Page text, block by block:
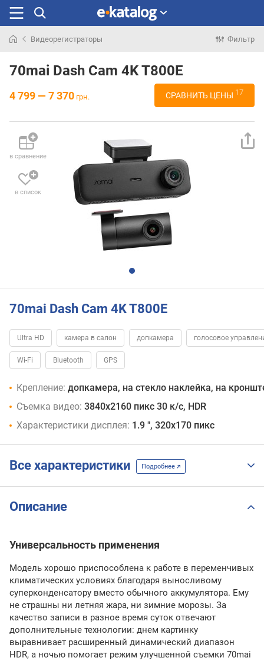
раньше
Видеорегистраторы Фильтр
70mai Dash Cam 4K T800E
4 799 — 7 370 грн. СРАВНИТЬ ЦЕНЫ 17
в сравнение
в список
70mai Dash Cam 4K T800E
Ultra HD камера в салон допкамера голосовое
Wi-Fi Bluetooth GPS
Крепление: допкамера, на стекло наклейка, на
Съемка видео: 3840х2160 пикс 30 к/с, HDR
Характеристики дисплея: 1.9 ", 320х170 пикс
Все характеристики Подробнее
Описание
Универсальность применения
Модель хорошо приспособлена к работе в переменчивых
климатических условиях благодаря выносливому
суперконденсатору вместо обычного аккумулятора. Ему
не страшны ни летняя жара, ни зимние морозы. За
качество записи в разное время суток отвечают
дополнительные технологии: днем картинку
выравнивает расширенный динамический диапазон
HDR, а ночью помогает режим улучшенной съемки 70mai